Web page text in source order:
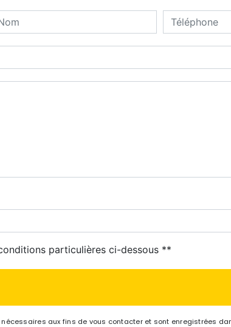
particulières ci-dessous **
nécessaires aux fins de vous contacter et sont enregistrées